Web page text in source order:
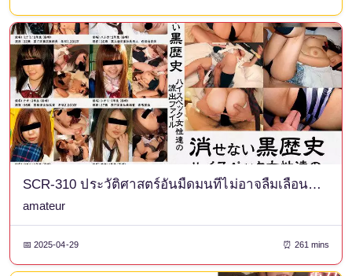
SCR-310 ประวัติศาสตร์อันมืดมนที่ไม่อาจลืมเลือนของไฟล์ที่รั่วไหลของผู้หญิงระดับสูง
amateur
📅 2025-04-29 ⏰ 261 mins